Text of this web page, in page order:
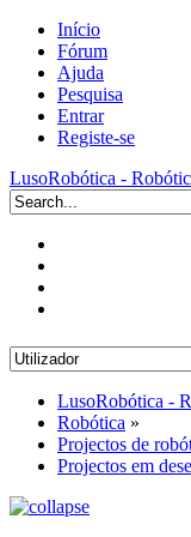
Início
Fórum
Ajuda
Pesquisa
Entrar
Registe-se
LusoRobótica -
LusoRobótica -
Robótica »
Projectos de
Projectos em